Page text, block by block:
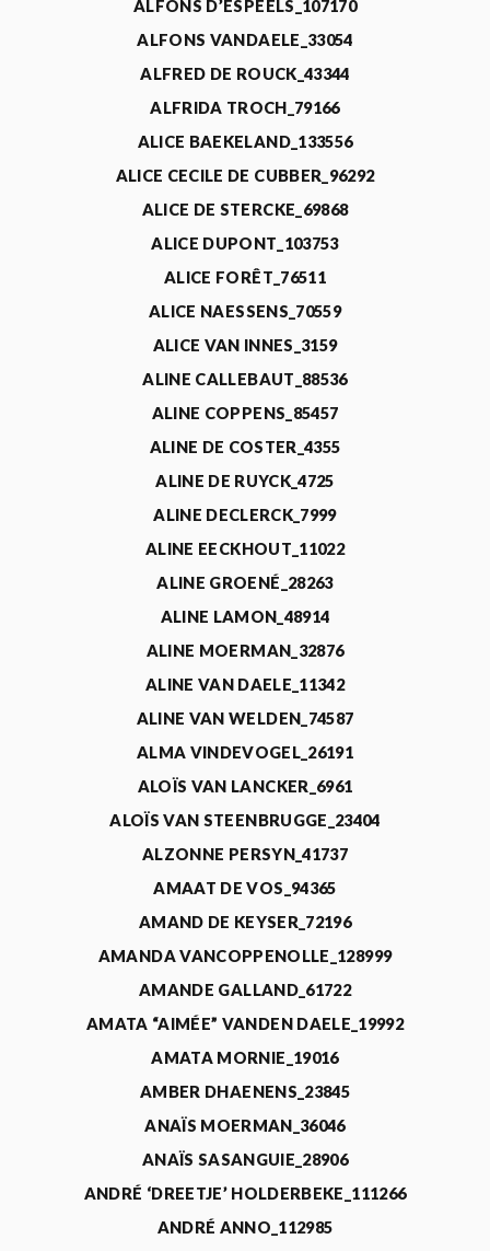
ALFONS D’ESPEELS_107170
ALFONS VANDAELE_33054
ALFRED DE ROUCK_43344
ALFRIDA TROCH_79166
ALICE BAEKELAND_133556
ALICE CECILE DE CUBBER_96292
ALICE DE STERCKE_69868
ALICE DUPONT_103753
ALICE FORÊT_76511
ALICE NAESSENS_70559
ALICE VAN INNES_3159
ALINE CALLEBAUT_88536
ALINE COPPENS_85457
ALINE DE COSTER_4355
ALINE DE RUYCK_4725
ALINE DECLERCK_7999
ALINE EECKHOUT_11022
ALINE GROENÉ_28263
ALINE LAMON_48914
ALINE MOERMAN_32876
ALINE VAN DAELE_11342
ALINE VAN WELDEN_74587
ALMA VINDEVOGEL_26191
ALOÏS VAN LANCKER_6961
ALOÏS VAN STEENBRUGGE_23404
ALZONNE PERSYN_41737
AMAAT DE VOS_94365
AMAND DE KEYSER_72196
AMANDA VANCOPPENOLLE_128999
AMANDE GALLAND_61722
AMATA “AIMÉE” VANDEN DAELE_19992
AMATA MORNIE_19016
AMBER DHAENENS_23845
ANAÏS MOERMAN_36046
ANAÏS SASANGUIE_28906
ANDRÉ ‘DREETJE’ HOLDERBEKE_111266
ANDRÉ ANNO_112985